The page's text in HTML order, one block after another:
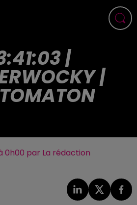
|
|
0h00 par La rédaction